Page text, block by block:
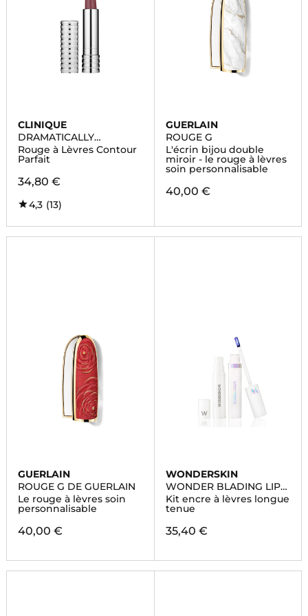
CLINIQUE
DRAMATICALLY
DIFFERENT LIPSTICK
Rouge à Lèvres Contour
Parfait
34,80 €
4,3 (13)
GUERLAIN
ROUGE G
L'écrin bijou double
miroir - le rouge à lèvres
soin personnalisable
40,00 €
GUERLAIN
ROUGE G DE GUERLAIN
Le rouge à lèvres soin
personnalisable
40,00 €
WONDERSKIN
WONDER BLADING LIP
KIT
Kit encre à lèvres longue
tenue
35,40 €